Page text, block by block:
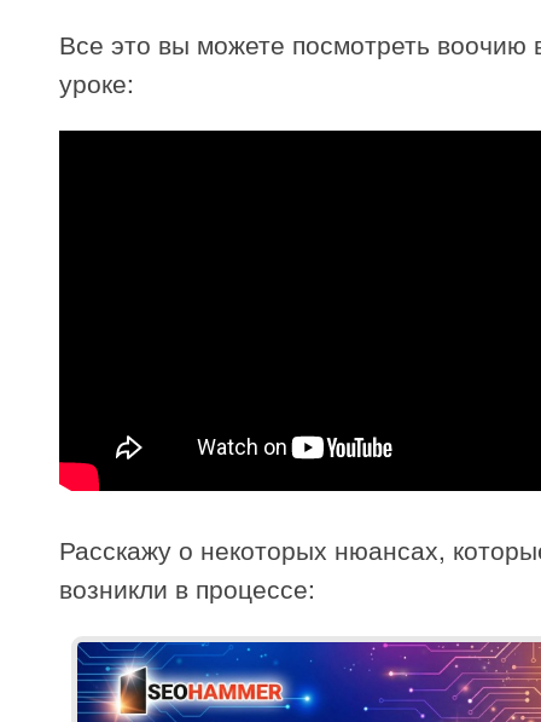
Все это вы можете посмотреть воочию
уроке:
Расскажу о некоторых нюансах,
возникли в процессе: